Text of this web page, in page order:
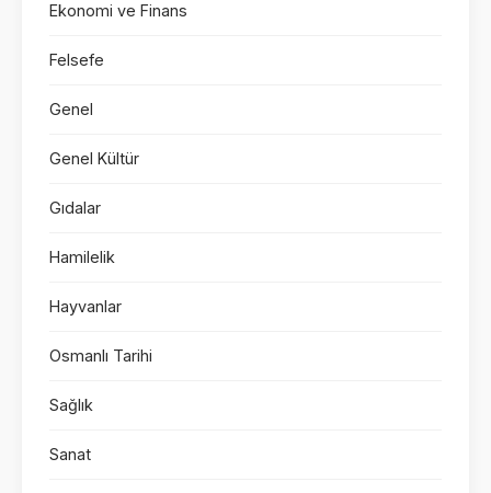
Ekonomi ve Finans
Felsefe
Genel
Genel Kültür
Gıdalar
Hamilelik
Hayvanlar
Osmanlı Tarihi
Sağlık
Sanat